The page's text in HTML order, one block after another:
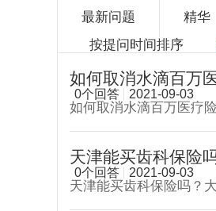
最新问题 精华
按提问时间排序
如何取消水滴百万
0个回答 2021-09-03
如何取消水滴百万医疗
天津能买齿科保险
0个回答 2021-09-03
天津能买齿科保险吗？